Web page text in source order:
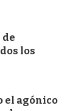
de
los
el agónico